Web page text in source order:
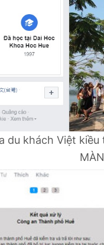
du khách Việt